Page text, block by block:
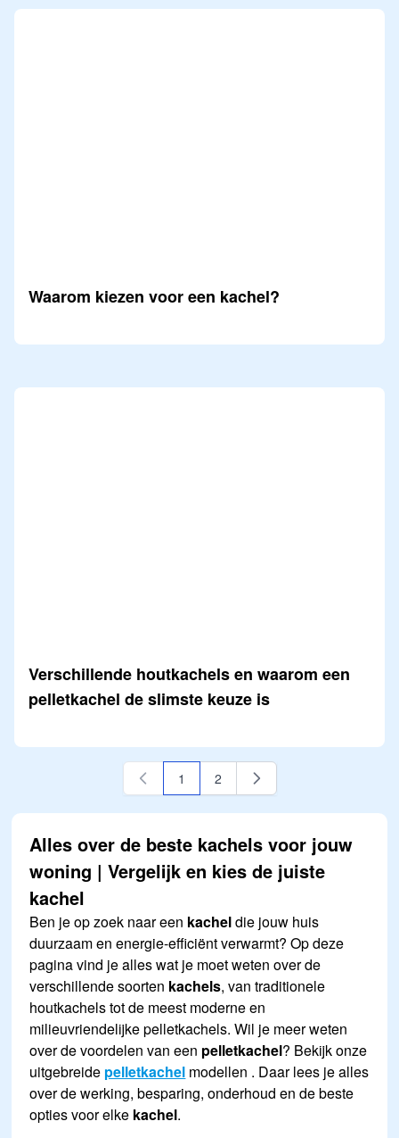
Waarom kiezen voor een kachel?
Verschillende houtkachels en waarom een
pelletkachel de slimste keuze is
U lees momenteel pagina
1 Pagina
2
Alles over de beste kachels voor jouw
woning | Vergelijk en kies de juiste
kachel
Ben je op zoek naar een kacheldie jouw huis
duurzaam en energie-efficiënt verwarmt? Op deze
pagina vind je alles wat je moet weten over de
verschillende soorten kachels, van traditionele
houtkachels tot de meest moderne en
milieuvriendelijke pelletkachels. Wil je meer weten
over de voordelen van een pelletkachel? Bekijk onze
uitgebreide pelletkachel modellen . Daar lees je alles
over de werking, besparing, onderhoud en de beste
opties voor elke kachel.